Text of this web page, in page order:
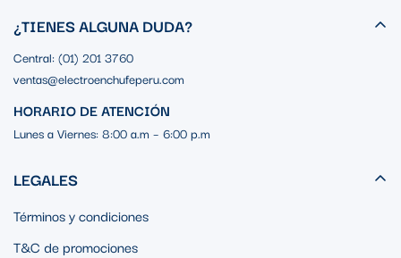
¿TIENES ALGUNA DUDA?
Central: (01) 201 3760
ventas@electroenchufeperu.com
HORARIO DE ATENCIÓN
Lunes a Viernes: 8:00 a.m – 6:00 p.m
LEGALES
Términos y condiciones
T&C de promociones